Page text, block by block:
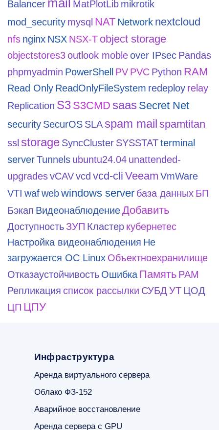
Balancer MatPlotLib mikrotik
mod_security mysql NAT Network nextcloud
nfs nginx NSX NSX-T object storage
objectstores3outlook mobleover IPsec Pandas
phpmyadmin PowerShell PV PVC Python RAM
Read Only ReadOnlyFileSystem redeploy relay
Replication S3 S3CMD saas Secret Net
security SecurOS SLA spam mail spamtitan
ssl storage SyncCluster SYSSTATterminal
serverTunnels ubuntu24.04 unattended-
upgradesvCAVvcd vcd-cli Veeam VmWare
VTI wafwebwindows server база данных БП
Бэкап ВидеонаблюдениеДобавить
Доступность ЗУП Кластер кубернетес
Настройка видеонаблюдения Не
загружается ОС Linux Объектноехранилище
Отказаустойчивость Ошибка Память РАМ
Репликация список рассылки СУБД УТ ЦОД
ЦП ЦПУ
Инфраструктура
Аренда виртуального сервера
Облако ФЗ-152
Аварийное восстановление
Аренда сервера с GPU